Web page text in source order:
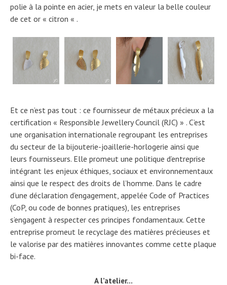
polie à la pointe en acier, je mets en valeur la belle couleur
de cet or « citron « .
Et ce n’est pas tout : ce fournisseur de métaux précieux a la
certification « Responsible Jewellery Council (RJC) » . C’est
une organisation internationale regroupant les entreprises
du secteur de la bijouterie-joaillerie-horlogerie ainsi que
leurs fournisseurs. Elle promeut une politique d’entreprise
intégrant les enjeux éthiques, sociaux et environnementaux
ainsi que le respect des droits de l’homme. Dans le cadre
d’une déclaration d’engagement, appelée Code of Practices
(CoP, ou code de bonnes pratiques), les entreprises
s’engagent à respecter ces principes fondamentaux. Cette
entreprise promeut le recyclage des matières précieuses et
le valorise par des matières innovantes comme cette plaque
bi-face.
A l’atelier…